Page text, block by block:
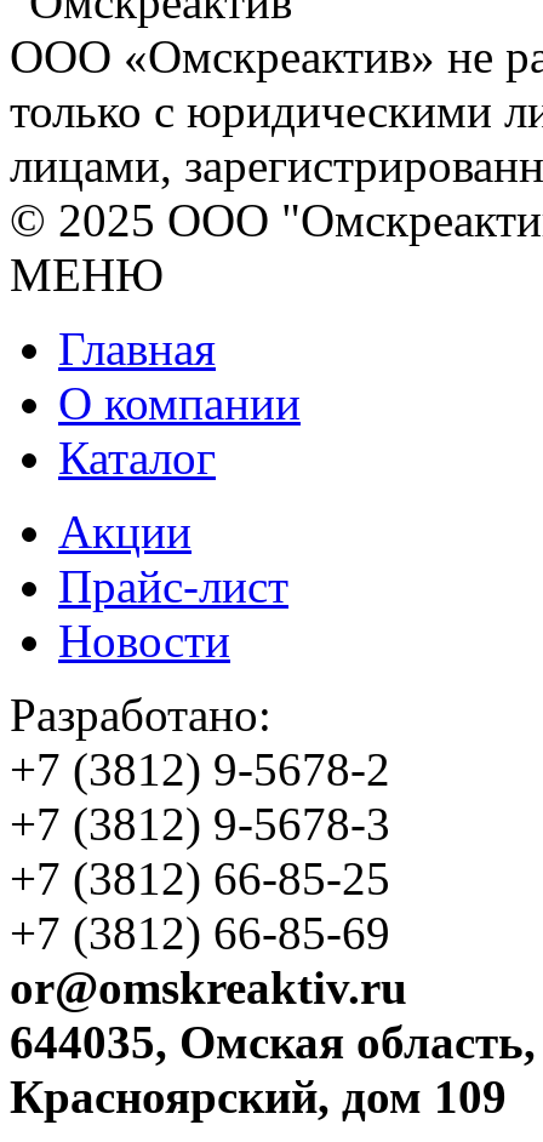
ООО «Омскреактив» не
только с юридическими
лицами,
© 2025 ООО
МЕНЮ
Главная
О компании
Каталог
Акции
Прайс-лист
Новости
Разработано:
+7 (3812) 9-5678-2
+7 (3812) 9-5678-3
+7 (3812) 66-85-25
+7 (3812) 66-85-69
or@omskreaktiv.ru
644035, Омская
Красноярский, дом 109